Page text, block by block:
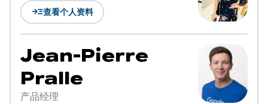
read_more查看个人资料
Jean-Pierre
Pralle
产品经理